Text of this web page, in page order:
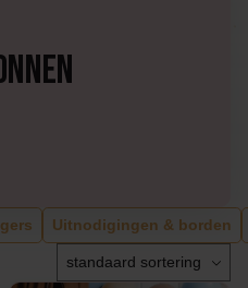
Uitnodigingen & borden